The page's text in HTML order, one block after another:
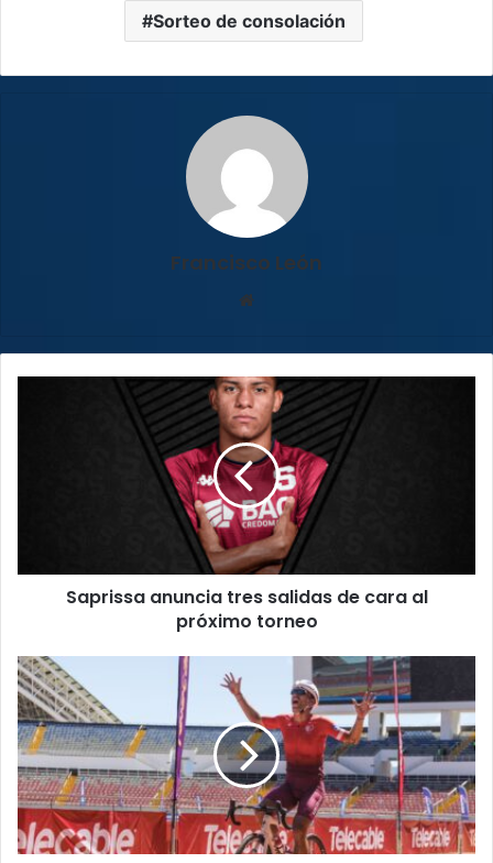
Sorteo de consolación
Francisco León
torneo
Saprissa anuncia tres salidas de cara al
próximo torneo
Ciclista
Ricardo
Rouillon
gana
la
sexta
etapa
de
la